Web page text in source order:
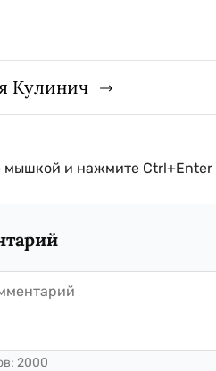
Кулинич
мышкой и нажмите Ctrl+Enter
2000